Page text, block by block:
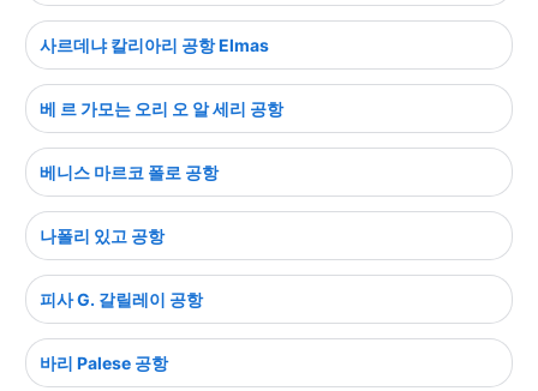
사르데냐 칼리아리 공항 Elmas
베 르 가모는 오리 오 알 세리 공항
베니스 마르코 폴로 공항
나폴리 있고 공항
피사 G. 갈릴레이 공항
바리 Palese 공항